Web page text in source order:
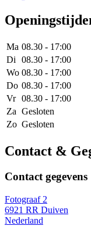
Ma 08.30 - 17:00
Di
08.30 - 17:00
Wo 08.30 - 17:00
Do 08.30 - 17:00
Vr 08.30 - 17:00
Za Gesloten
Zo Gesloten
Contact &
Contact gegevens
Fotograaf 2
6921 RR Duiven
Nederland